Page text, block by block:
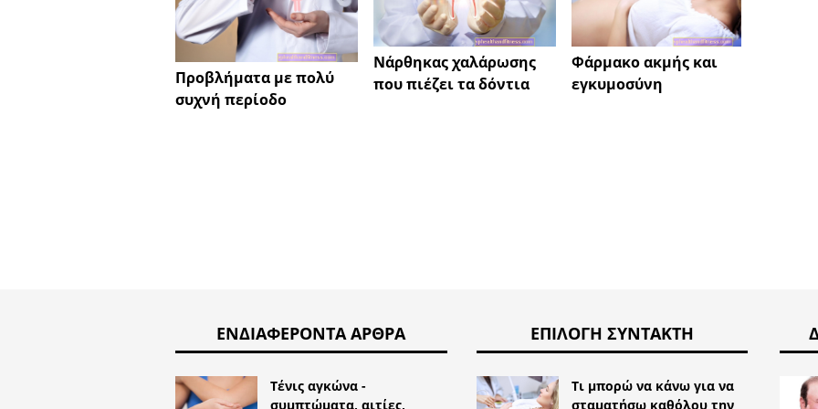
Προβλήματα με πολύ
συχνή περίοδο
Νάρθηκας χαλάρωσης
που πιέζει τα δόντια
Φάρμακο ακμής και
εγκυμοσύνη
ΕΝΔΙΑΦΈΡΟΝΤΑ ΆΡΘΡΑ
Τένις αγκώνα -
συμπτώματα, αιτίες,
ΕΠΙΛΟΓΉ ΣΥΝΤΆΚΤΗ
Τι μπορώ να κάνω για να
σταματήσω καθόλου την